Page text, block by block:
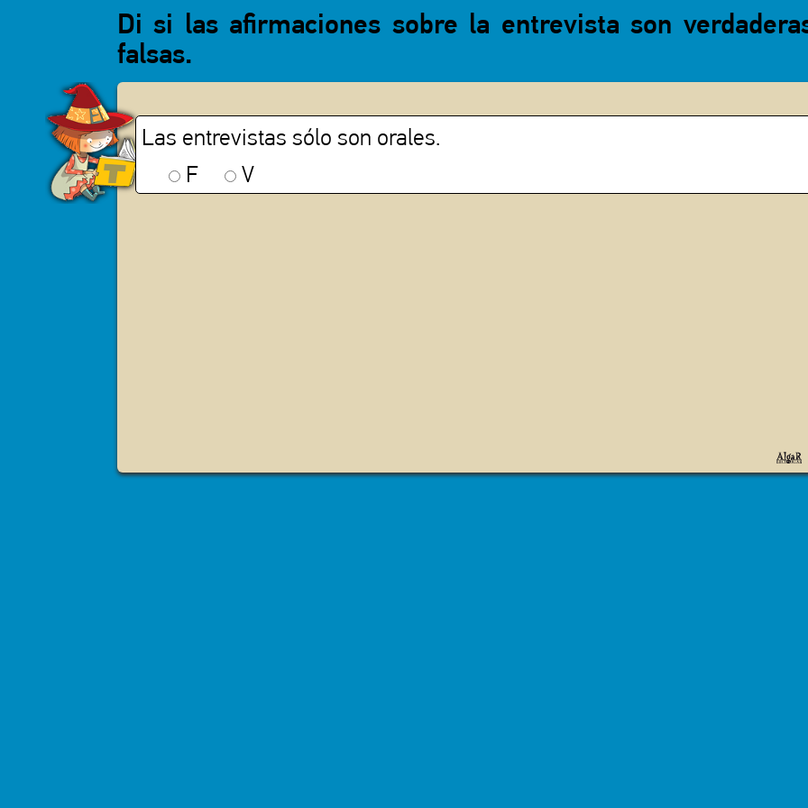
Di si las afirmaciones sobre la entrevista son
falsas.
Las entrevistas sólo son orales.
F
V